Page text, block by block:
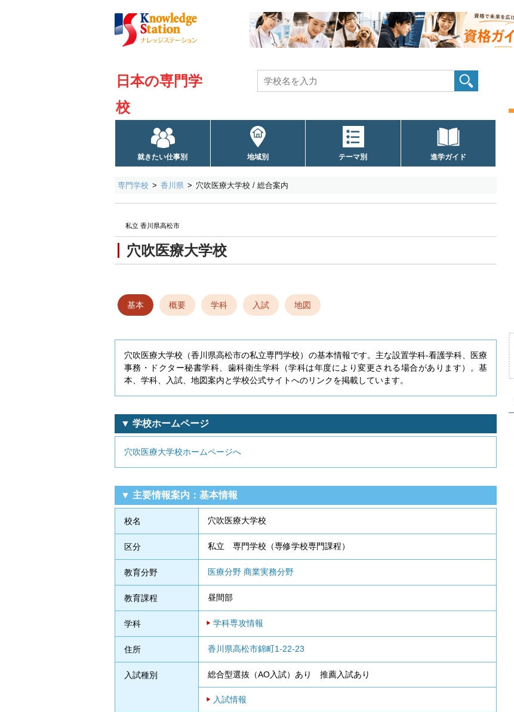
日本の専門学
校
就きたい仕事別 地域別 テーマ別 進学ガイド
専門学校 香川県 穴吹医療大学校 / 総合案内
穴吹医療大学校
私立 香川県高松市
基本 概要 学科 入試 地図
穴吹医療大学校（香川県高松市の私立専門学校）の基本情報です。主な設置学科-看護学科、医療
事務・ドクター秘書学科、歯科衛生学科（学科は年度により変更される場合があります）。基
本、学科、入試、地図案内と学校公式サイトへのリンクを掲載しています。
▼ 学校ホームページ
穴吹医療大学校ホームページへ
▼ 主要情報案内：基本情報
校名 穴吹医療大学校
区分 私立 専門学校（専修学校専門課程）
教育分野 医療分野 商業実務分野
教育課程 昼間部
学科 学科専攻情報
住所 香川県高松市錦町1-22-23
入試種別 総合型選抜（AO入試）あり 推薦入試あり
入試情報